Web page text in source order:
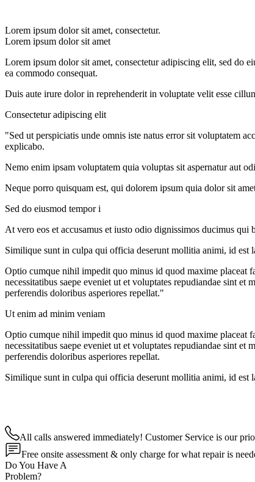
Lorem ipsum dolor sit amet, consectetur.
Lorem ipsum dolor sit amet
Lorem ipsum dolor sit amet, consectetur adipiscing elit, sed do
ea commodo consequat.
Duis aute irure dolor in reprehenderit in voluptate velit esse
Consectetur adipiscing elit
"Sed ut perspiciatis unde omnis iste natus error sit voluptatem
explicabo.
Nemo enim ipsam voluptatem quia voluptas sit aspernatur aut
Neque porro quisquam est, qui dolorem ipsum quia dolor sit
Sed do eiusmod tempor i
At vero eos et accusamus et iusto odio dignissimos ducimus
Similique sunt in culpa qui officia deserunt mollitia animi, id est
Optio cumque nihil impedit quo minus id quod maxime placeat
necessitatibus saepe eveniet ut et voluptates repudiandae sint
perferendis doloribus asperiores repellat."
Ut enim ad minim veniam
Optio cumque nihil impedit quo minus id quod maxime placeat
necessitatibus saepe eveniet ut et voluptates repudiandae sint
perferendis doloribus asperiores repellat.
Similique sunt in culpa qui officia deserunt mollitia animi, id est
All calls answered immediately! Customer Service is our
Free onsite assessment & only charge for what repair is
Do You Have A
Problem?